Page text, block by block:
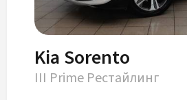
Kia Sorento
III Prime Рестайлинг